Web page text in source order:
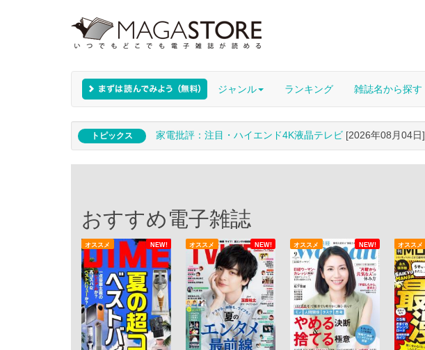
ジャンル ランキング 雑誌名から探す
トピックス 家電批評：注目・ハイエンド4K液晶テレビ [2026年08月04日]
おすすめ電子雑誌
NEW!
オススメ NEW!
オススメ NEW!
オススメ オススメ